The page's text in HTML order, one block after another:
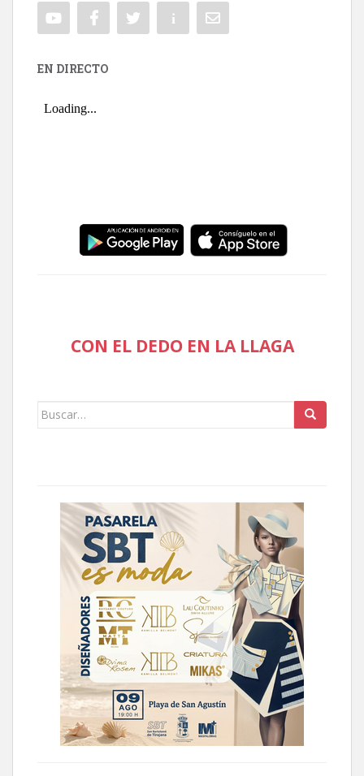
EN DIRECTO
CON EL DEDO EN LA LLAGA
Buscar: